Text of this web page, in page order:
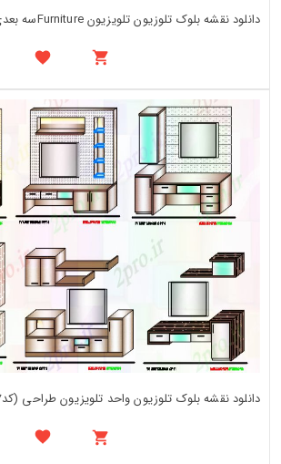
دانلود نقشه بلوک تلوزیون تلویزیون Furnitureسه بعدی (کد62647)
دانلود نقشه بلوک تلوزیون واحد تلویزیون طراحی (کد62017)